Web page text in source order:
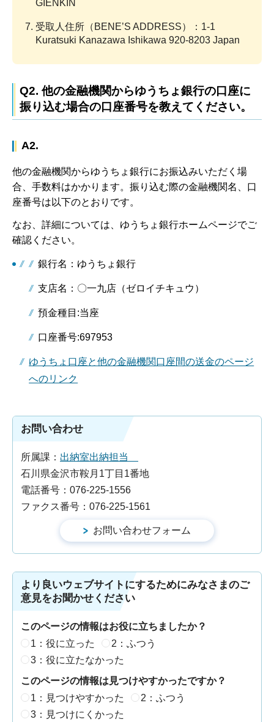
GIENKIN
受取人住所（BENE’S ADDRESS）：1-1
Kuratsuki Kanazawa Ishikawa 920-8203 Japan
Q2. 他の金融機関からゆうちょ銀行の口座に
振り込む場合の口座番号を教えてください。
A2.
他の金融機関からゆうちょ銀行にお振込みいただく場
合、手数料はかかります。振り込む際の金融機関名、口
座番号は以下のとおりです。
なお、詳細については、ゆうちょ銀行ホームページでご
確認ください。
銀行名：ゆうちょ銀行
支店名：〇一九店（ゼロイチキュウ）
預金種目:当座
口座番号:697953
ゆうちょ口座と他の金融機関口座間の送金のページ
へのリンク
お問い合わせ
所属課： 出納室出納担当
石川県金沢市鞍月1丁目1番地
電話番号：076-225-1556
ファクス番号：076-225-1561
より良いウェブサイトにするためにみなさまのご
意見をお聞かせください
このページの情報はお役に立ちましたか？
1：役に立った
2：ふつう
3：役に立たなかった
このページの情報は見つけやすかったですか？
1：見つけやすかった
2：ふつう
3：見つけにくかった